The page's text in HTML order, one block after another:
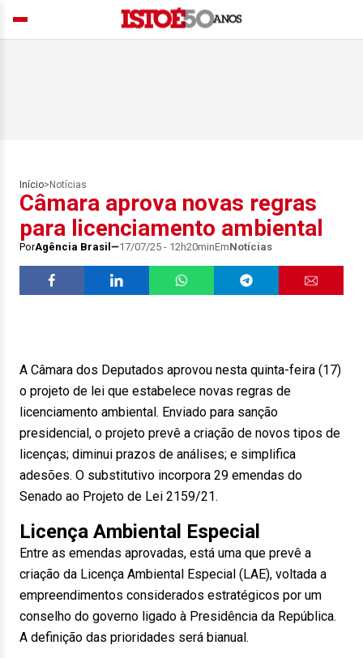
Início> Notícias
Câmara aprova novas regras
para licenciamento ambiental
PorAgência Brasil 17/07/25 - 12h20minEmNotícias
A Câmara dos Deputados aprovou nesta quinta-feira (17)
o projeto de lei que estabelece novas regras de
licenciamento ambiental. Enviado para sanção
presidencial, o projeto prevê a criação de novos tipos de
licenças; diminui prazos de análises; e simplifica
adesões. O substitutivo incorpora 29 emendas do
Senado ao Projeto de Lei 2159/21.
Licença Ambiental Especial
Entre as emendas aprovadas, está uma que prevê a
criação da Licença Ambiental Especial (LAE), voltada a
empreendimentos considerados estratégicos por um
conselho do governo ligado à Presidência da República.
A definição das prioridades será bianual.